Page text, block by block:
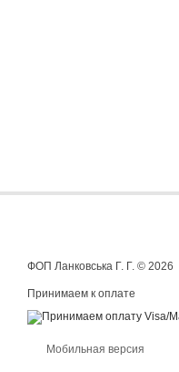
ФОП Ланковська Г. Г. © 2026
Принимаем к оплате
Мобильная версия